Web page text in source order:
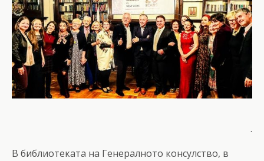
.
В библиотеката на Генералното консулство, в